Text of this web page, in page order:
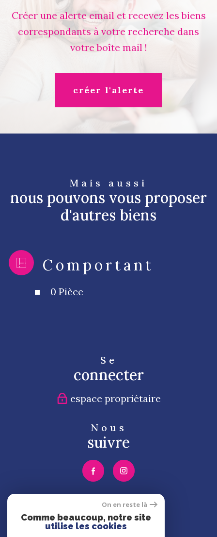
Créer une alerte email et recevez les biens
correspondants à votre recherche dans
votre boîte mail !
créer l'alerte
Mais aussi
nous pouvons vous proposer
d'autres biens
Comportant
0 Pièce
Se
connecter
espace propriétaire
Nous
suivre
Nous
adhérons
On en reste là
Comme beaucoup, notre site
utilise les cookies